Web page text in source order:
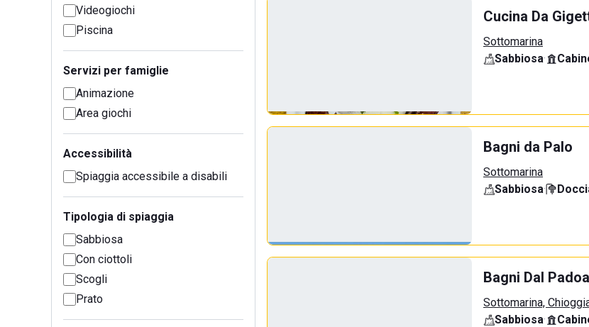
Videogiochi
Piscina
Servizi per famiglie
Animazione
Area giochi
Accessibilità
Spiaggia accessibile a disabili
Tipologia di spiaggia
Sabbiosa
Con ciottoli
Scogli
Prato
Cucina Da
Sottomarina
Sabbiosa·
Bagni da Palo
Sottomarina
Sabbiosa·
Bagni Dal
Sottomarina,
Sabbiosa·